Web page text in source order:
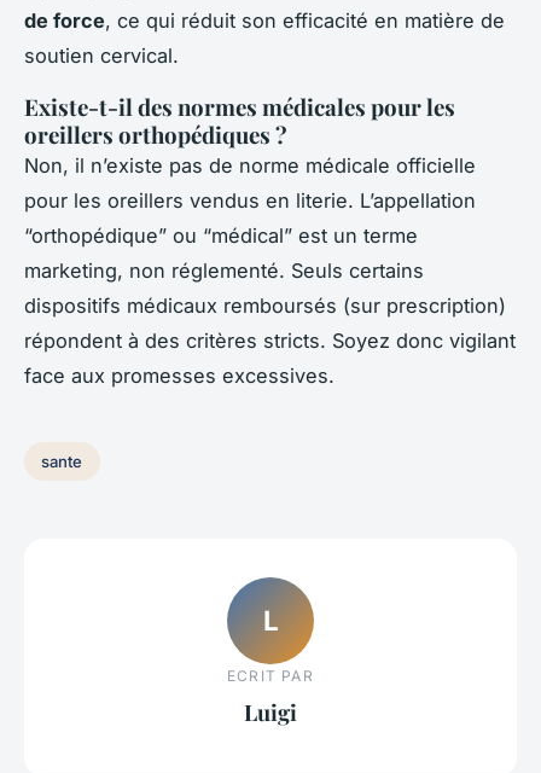
de force, ce qui réduit son efficacité en matière de
soutien cervical.
Existe-t-il des normes médicales pour les
oreillers orthopédiques ?
Non, il n’existe pas de norme médicale officielle
pour les oreillers vendus en literie. L’appellation
“orthopédique” ou “médical” est un terme
marketing, non réglementé. Seuls certains
dispositifs médicaux remboursés (sur prescription)
répondent à des critères stricts. Soyez donc vigilant
face aux promesses excessives.
sante
L
ECRIT PAR
Luigi